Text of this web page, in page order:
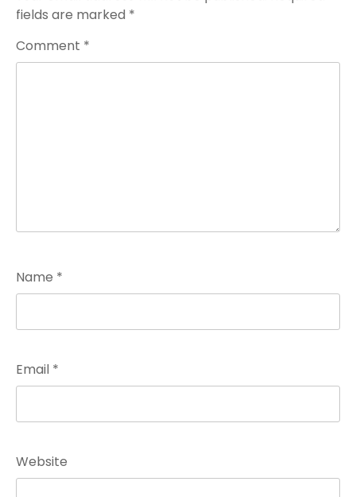
fields are marked *
Comment *
Name *
Email *
Website